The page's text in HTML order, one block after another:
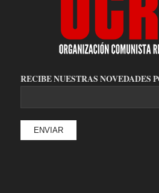
RECIBE NUESTRAS NOVEDADES